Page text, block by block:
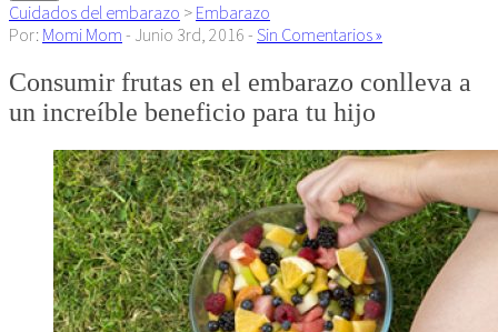
Cuidados del embarazo > Embarazo
Por: Momi Mom - Junio 3rd, 2016 - Sin Comentarios »
Consumir frutas en el embarazo conlleva a
un increíble beneficio para tu hijo